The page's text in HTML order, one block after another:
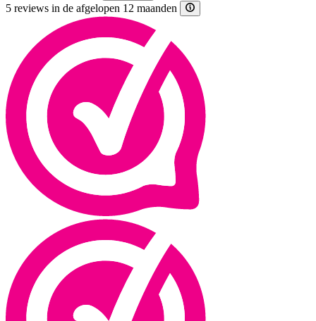
5 reviews in de afgelopen 12 maanden